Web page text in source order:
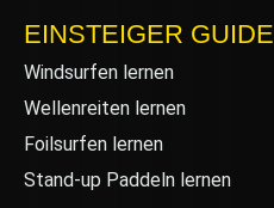
EINSTEIGER GUIDE
Windsurfen lernen
Wellenreiten lernen
Foilsurfen lernen
Stand-up Paddeln lernen